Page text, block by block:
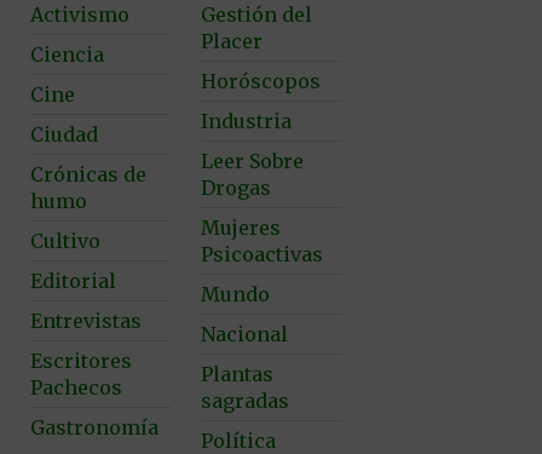
Activismo
Ciencia
Cine
Ciudad
Crónicas de
humo
Cultivo
Editorial
Entrevistas
Escritores
Pachecos
Gastronomía
Gestión del
Placer
Horóscopos
Industria
Leer Sobre
Drogas
Mujeres
Psicoactivas
Mundo
Nacional
Plantas
sagradas
Política